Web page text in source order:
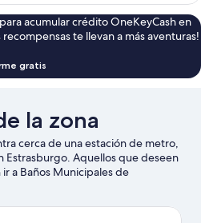
acumular crédito OneKeyCash en
te llevan a más aventuras!
gratis
la zona
cerca de una estación de metro,
Estrasburgo. Aquellos que deseen
a Baños Municipales de
mientras que quienes quieran ir
Place des Halles. ¿Quieres asistir